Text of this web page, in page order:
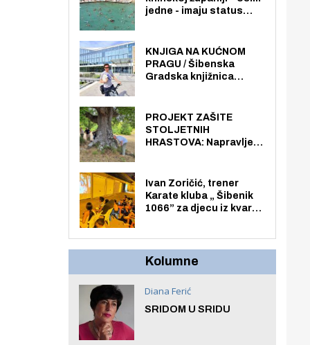
stanovnika.
jedne - imaju status
općoj upotrebi. Pristup
je slobodan i besplatan
za sve građane i
KNJIGA NA KUĆNOM
PRAGU / Šibenska
Gradska knjižnica
knjiga na kućnu adresu
električnim biciklom.
PROJEKT ZAŠITE
STOLJETNIH
HRASTOVA: Napravljen
Zmajevac
Ivan Zoričić, trener
Karate kluba „ Šibenik
1066” za djecu iz kvarta
organizirao dječje
Kolumne
Diana Ferić
SRIDOM U SRIDU